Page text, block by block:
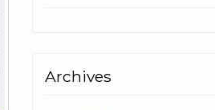
Archives